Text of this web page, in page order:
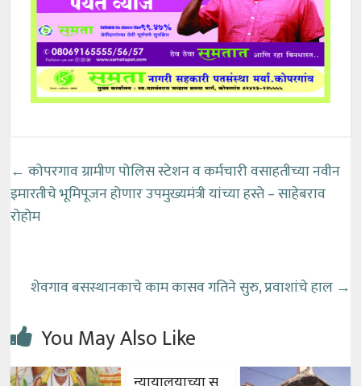
← कोपरगाव ग्रामीण पोलिस स्टेशन व कर्मचारी वसाहतीच्या नवीन
इमारतीचे भूमिपूजन होणार उपमुख्यमंत्री यांच्या हस्ते – साहेबराव
रोहोम
शेवगाव बसस्थानकाचे काम कासव गतिने सुरु, प्रवाशांचे हाल →
You May Also Like